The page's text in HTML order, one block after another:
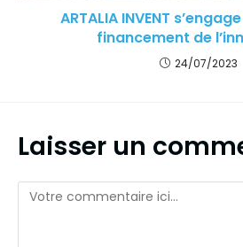
ARTALIA INVENT
financement de
24/07/2023
Laisser un